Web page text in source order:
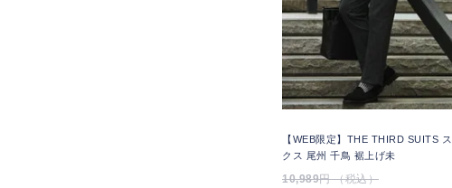
【WEB限定】THE THIRD SUITS
クス 尾州 千鳥 裾上げ未
10,989円 （税込）